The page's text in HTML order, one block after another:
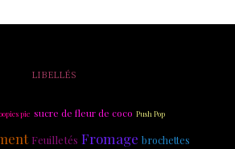
LIBELLÉS
pie sucre de fleur de coco Push Pop
Feuilletés Fromage brochettes